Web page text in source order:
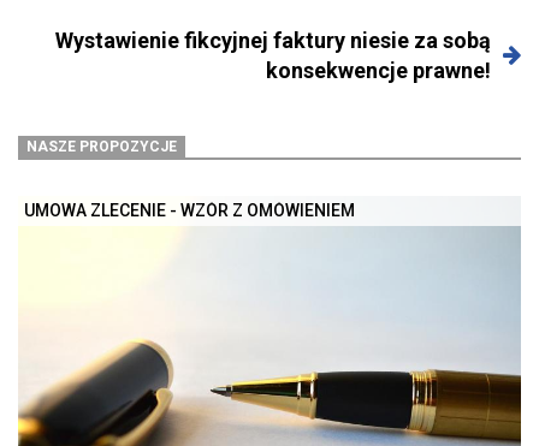
Wystawienie fikcyjnej faktury niesie za sobą
konsekwencje prawne!
NASZE PROPOZYCJE
UMOWA ZLECENIE - WZÓR Z OMÓWIENIEM